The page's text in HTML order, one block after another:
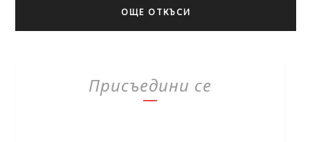
ОЩЕ ОТКЪСИ
Присъедини се